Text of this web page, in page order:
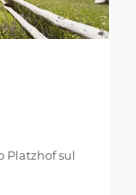
Platzhof sul